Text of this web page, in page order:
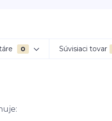
0 Súvisiaci tovar